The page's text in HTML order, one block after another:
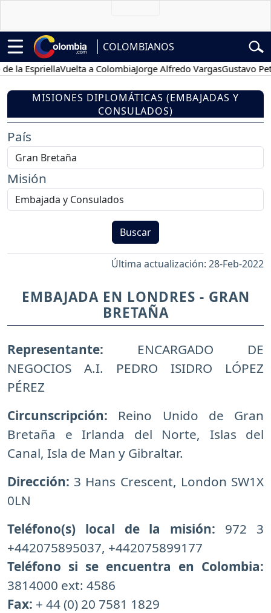
COLOMBIANOS
EspriellaVuelta a ColombiaJorge Alfredo VargasGustavo Petro
MISIONES DIPLOMÁTICAS (EMBAJADAS Y
CONSULADOS)
País
Misión
Buscar
Última actualización: 28-Feb-2022
EMBAJADA EN LONDRES - GRAN
BRETAÑA
Representante: ENCARGADO DE
NEGOCIOS A.I. PEDRO ISIDRO LÓPEZ
PÉREZ
Circunscripción: Reino Unido de Gran
Bretaña e Irlanda del Norte, Islas del
Canal, Isla de Man y Gibraltar.
Dirección: 3 Hans Crescent, London SW1X
0LN
Teléfono(s) local de la misión: 972 3
+442075895037, +442075899177
Teléfono si se encuentra en Colombia:
3814000 ext: 4586
Fax: + 44 (0) 20 7581 1829